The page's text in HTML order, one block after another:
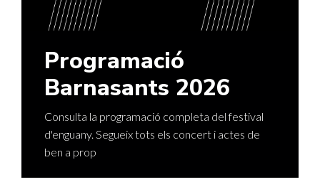
Programació
Barnasants 2026
Consulta la programació completa del festival
d'enguany. Segueix tots els concert i actes de
ben a prop